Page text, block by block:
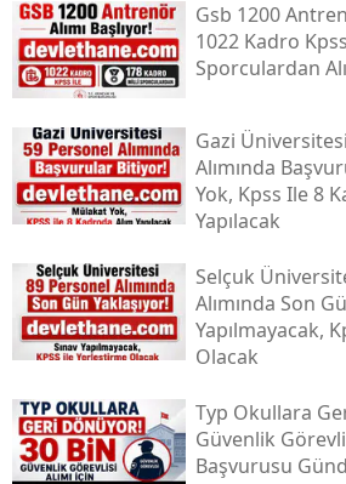
Gsb 1200
1022 Kadro
Sporculardan
Gazi
Alımında
Yok, Kpss Ile 8
Yapılacak
Selçuk
Alımında Son
Yapılmayacak,
Olacak
Typ Okullara
Güvenlik
Başvurusu